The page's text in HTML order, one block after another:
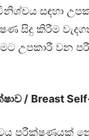
සඳහා
සිදු කිරීම
උපකාරී වන
/ Breast
පරීක්ෂණයක්